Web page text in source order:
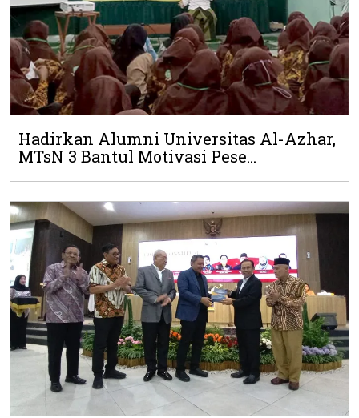
Hadirkan Alumni Universitas Al-Azhar,
MTsN 3 Bantul Motivasi Pese...